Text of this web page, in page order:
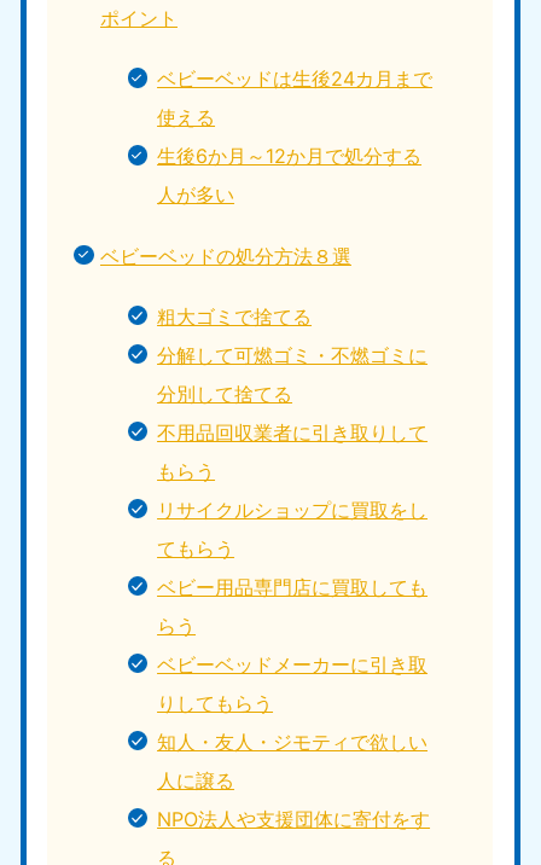
ポイント
ベビーベッドは生後24カ月まで
使える
生後6か月～12か月で処分する
人が多い
ベビーベッドの処分方法８選
粗大ゴミで捨てる
分解して可燃ゴミ・不燃ゴミに
分別して捨てる
不用品回収業者に引き取りして
もらう
リサイクルショップに買取をし
てもらう
ベビー用品専門店に買取しても
らう
ベビーベッドメーカーに引き取
りしてもらう
知人・友人・ジモティで欲しい
人に譲る
NPO法人や支援団体に寄付をす
る